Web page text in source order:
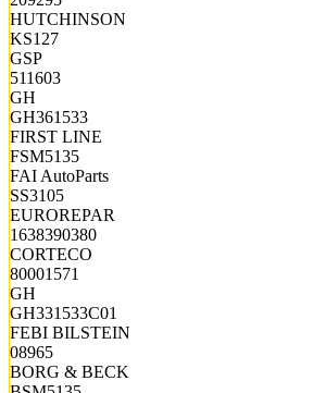
HUTCHINSON
KS127
GSP
511603
GH
GH361533
FIRST LINE
FSM5135
FAI AutoParts
SS3105
EUROREPAR
1638390380
CORTECO
80001571
GH
GH331533C01
FEBI BILSTEIN
08965
BORG & BECK